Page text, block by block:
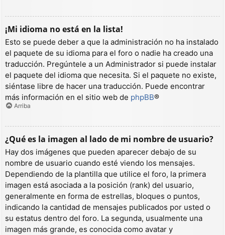
¡Mi idioma no está en la lista!
Esto se puede deber a que la administración no ha instalado
el paquete de su idioma para el foro o nadie ha creado una
traducción. Pregúntele a un Administrador si puede instalar
el paquete del idioma que necesita. Si el paquete no existe,
siéntase libre de hacer una traducción. Puede encontrar
más información en el sitio web de phpBB®
Arriba
¿Qué es la imagen al lado de mi nombre de usuario?
Hay dos imágenes que pueden aparecer debajo de su
nombre de usuario cuando esté viendo los mensajes.
Dependiendo de la plantilla que utilice el foro, la primera
imagen está asociada a la posición (rank) del usuario,
generalmente en forma de estrellas, bloques o puntos,
indicando la cantidad de mensajes publicados por usted o
su estatus dentro del foro. La segunda, usualmente una
imagen más grande, es conocida como avatar y